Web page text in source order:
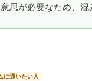
思が必要なため、
に通いたい人